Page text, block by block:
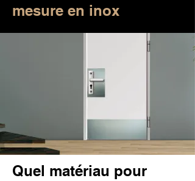
mesure en inox
Quel matériau pour